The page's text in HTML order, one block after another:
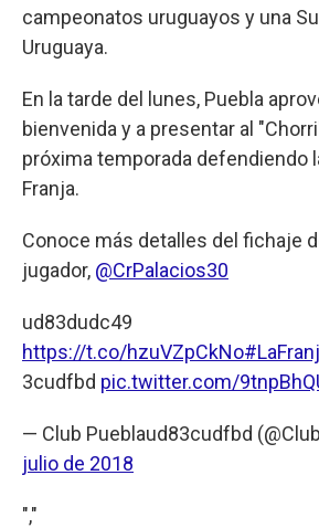
campeonatos uruguayos y una
Uruguaya.
En la tarde del lunes, Puebla
bienvenida y a presentar al
próxima temporada defendiendo
Franja.
Conoce más detalles del fichaje
jugador, @CrPalacios30
ud83dudc49
https://t.co/hzuVZpCkNo
3cudfbd pic.twitter.com/
— Club Pueblaud83cudfbd
julio de 2018
","